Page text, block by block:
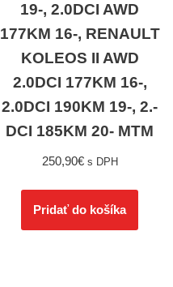
19-, 2.0DCI AWD
177KM 16-, RENAULT
KOLEOS II AWD
2.0DCI 177KM 16-,
2.0DCI 190KM 19-, 2.-
DCI 185KM 20- MTM
250,90€ s DPH
Pridať do košíka